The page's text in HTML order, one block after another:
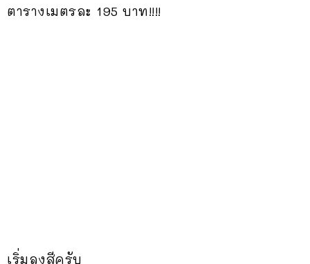
ตารางเมตรละ 195 บาท!!!!
เริ่มลงสีครับ